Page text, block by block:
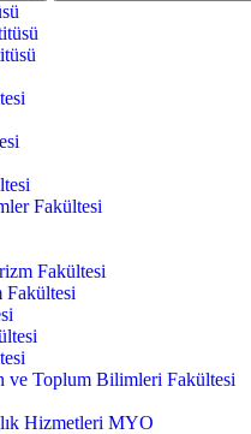
Fakültesi
Fakültesi
Fakültesi
ve Toplum Bilimleri Fakültesi
Hizmetleri MYO